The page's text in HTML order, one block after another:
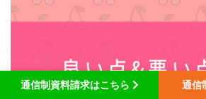
通信制資料請求はこちら 通信